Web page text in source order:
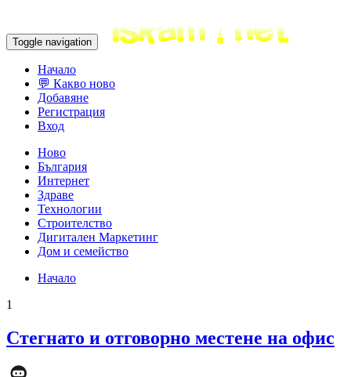
Toggle navigation
Начало
💬 Какво ново
Добавяне
Регистрация
Вход
Ново
България
Интернет
Здраве
Технологии
Строителство
Дигитален Маркетинг
Дом и семейство
Начало
1
Стегнато и отговорно местене на офис